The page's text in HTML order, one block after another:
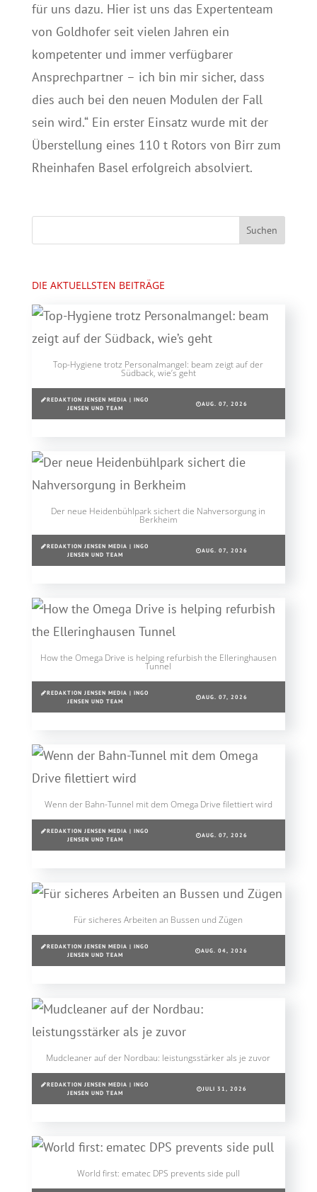
für uns dazu. Hier ist uns das Expertenteam
von Goldhofer seit vielen Jahren ein
kompetenter und immer verfügbarer
Ansprechpartner – ich bin mir sicher, dass
dies auch bei den neuen Modulen der Fall
sein wird.“ Ein erster Einsatz wurde mit der
Überstellung eines 110 t Rotors von Birr zum
Rheinhafen Basel erfolgreich absolviert.
DIE AKTUELLSTEN BEITRÄGE
Top-Hygiene trotz Personalmangel: beam zeigt auf der
Südback, wie’s geht
REDAKTION JENSEN MEDIA | INGO
JENSEN UND TEAM
AUG. 07, 2026
Der neue Heidenbühlpark sichert die Nahversorgung in
Berkheim
REDAKTION JENSEN MEDIA | INGO
JENSEN UND TEAM
AUG. 07, 2026
How the Omega Drive is helping refurbish the Elleringhausen
Tunnel
REDAKTION JENSEN MEDIA | INGO
JENSEN UND TEAM
AUG. 07, 2026
Wenn der Bahn-Tunnel mit dem Omega Drive filettiert wird
REDAKTION JENSEN MEDIA | INGO
JENSEN UND TEAM
AUG. 07, 2026
Für sicheres Arbeiten an Bussen und Zügen
REDAKTION JENSEN MEDIA | INGO
JENSEN UND TEAM
AUG. 04, 2026
Mudcleaner auf der Nordbau: leistungsstärker als je zuvor
REDAKTION JENSEN MEDIA | INGO
JENSEN UND TEAM
JULI 31, 2026
World first: ematec DPS prevents side pull